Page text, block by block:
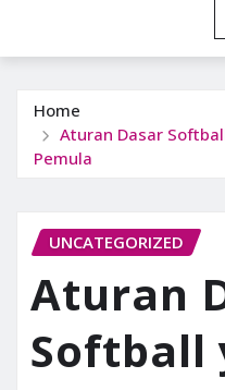
Home
Aturan Dasar
Pemula
UNCATEGORIZED
Aturan
Softball